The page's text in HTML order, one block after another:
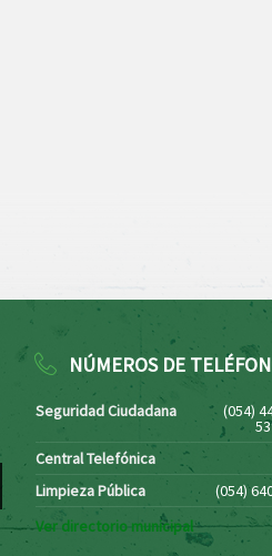
NÚMEROS DE
Seguridad Ciudadana (054)
Central Telefónica
Limpieza Pública
(054)
Ver directorio municipal